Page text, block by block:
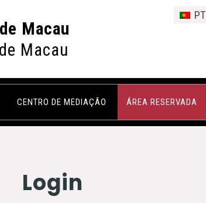
Macau
Macau
PT
CENTRO DE MEDIAÇÃO ÁREA RESERVADA
Login